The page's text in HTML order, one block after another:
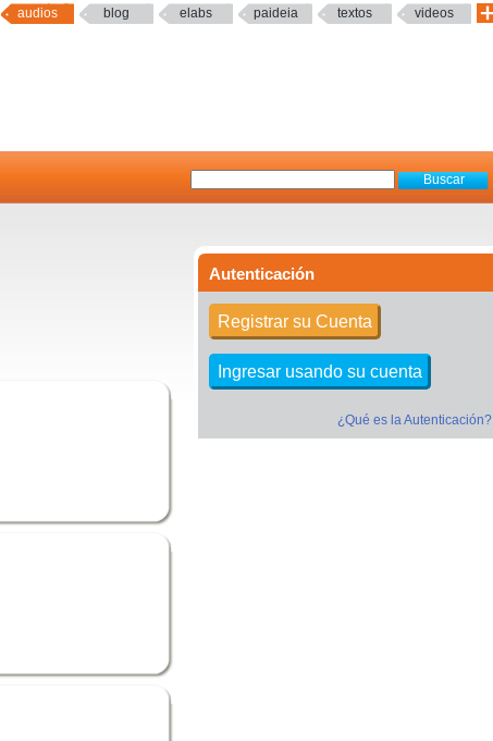
audios blog elabs paideia textos videos
Autenticación
Registrar su Cuenta
Ingresar usando su cuenta
¿Qué es la Autenticación?